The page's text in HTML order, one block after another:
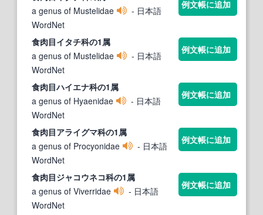
a genus of Mustelidae
- 日本語
WordNet
例文帳に追加
食肉目イタチ科の1属
a genus of Mustelidae
- 日本語
WordNet
例文帳に追加
食肉目ハイエナ科の1属
a genus of Hyaenidae
- 日本語
WordNet
例文帳に追加
食肉目アライグマ科の1属
a genus of Procyonidae
- 日本語
WordNet
例文帳に追加
食肉目ジャコウネコ科の1属
a genus of Viverridae
- 日本語
WordNet
例文帳に追加